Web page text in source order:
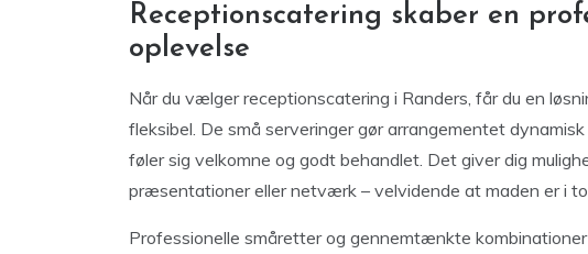
Receptionscatering skaber en
oplevelse
Når du vælger receptionscatering i Randers, får du en
fleksibel. De små serveringer gør arrangementet
føler sig velkomne og godt behandlet. Det giver dig
præsentationer eller netværk – velvidende at maden er i
Professionelle småretter og gennemtænkte